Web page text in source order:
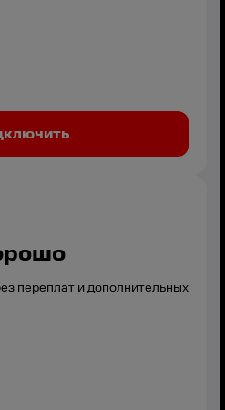
переплат и дополнительных